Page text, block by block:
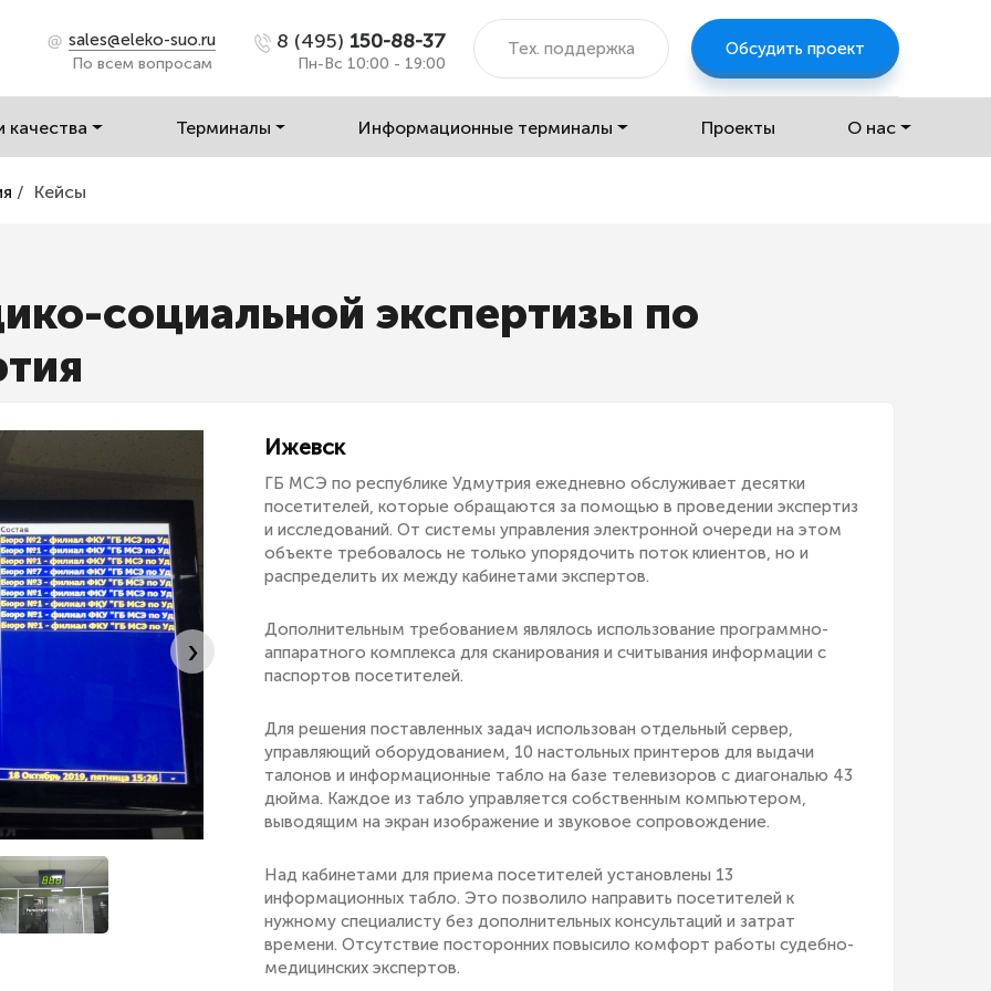
sales@eleko-suo.ru
По всем вопросам
8 (495) 150-88-37
Пн-Вс 10:00 - 19:00
Тех. поддержка Обсудить проект
качества Терминалы Информационные терминалы Проекты О нас
/ Кейсы
социальной экспертизы по
›
Ижевск
ГБ МСЭ по республике Удмутрия ежедневно обслуживает десятки
посетителей, которые обращаются за помощью в проведении экспертиз
и исследований. От системы управления электронной очереди на этом
объекте требовалось не только упорядочить поток клиентов, но и
распределить их между кабинетами экспертов.
Дополнительным требованием являлось использование программно-
аппаратного комплекса для сканирования и считывания информации с
паспортов посетителей.
Для решения поставленных задач использован отдельный сервер,
управляющий оборудованием, 10 настольных принтеров для выдачи
талонов и информационные табло на базе телевизоров с диагональю 43
дюйма. Каждое из табло управляется собственным компьютером,
выводящим на экран изображение и звуковое сопровождение.
Над кабинетами для приема посетителей установлены 13
информационных табло. Это позволило направить посетителей к
нужному специалисту без дополнительных консультаций и затрат
времени. Отсутствие посторонних повысило комфорт работы судебно-
медицинских экспертов.